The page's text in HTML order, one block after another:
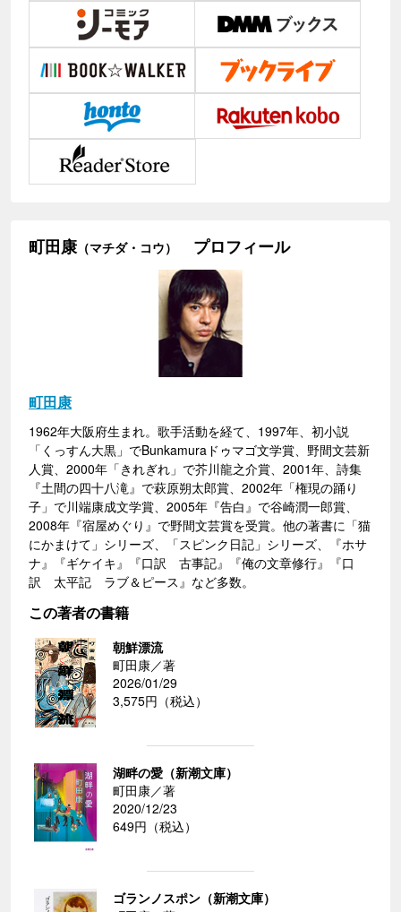
町田康（マチダ・コウ） プロフィール
町田康
1962年大阪府生まれ。歌手活動を経て、1997年、初小説
「くっすん大黒」でBunkamuraドゥマゴ文学賞、野間文芸新
人賞、2000年「きれぎれ」で芥川龍之介賞、2001年、詩集
『土間の四十八滝』で萩原朔太郎賞、2002年「権現の踊り
子」で川端康成文学賞、2005年『告白』で谷崎潤一郎賞、
2008年『宿屋めぐり』で野間文芸賞を受賞。他の著書に「猫
にかまけて」シリーズ、「スピンク日記」シリーズ、『ホサ
ナ』『ギケイキ』『口訳 古事記』『俺の文章修行』『口
訳 太平記 ラブ＆ピース』など多数。
この著者の書籍
朝鮮漂流
町田康／著
2026/01/29
3,575円（税込）
湖畔の愛（新潮文庫）
町田康／著
2020/12/23
649円（税込）
ゴランノスポン（新潮文庫）